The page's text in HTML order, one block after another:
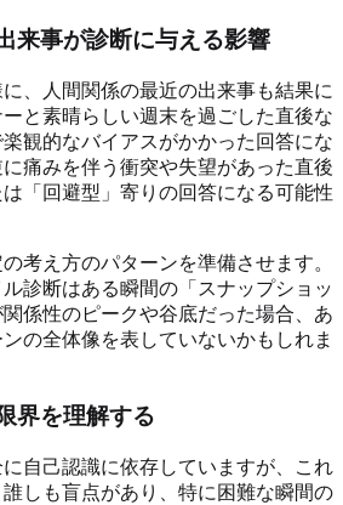
来事が診断に与える影響
、人間関係の最近の出来事も結果に
と素晴らしい週末を過ごした直後な
観的なバイアスがかかった回答にな
痛みを伴う衝突や失望があった直後
「回避型」寄りの回答になる可能性
考え方のパターンを準備させます。
診断はある瞬間の「スナップショッ
関係性のピークや谷底だった場合、あ
の全体像を表していないかもしれま
界を理解する
自己認識に依存していますが、これ
しも盲点があり、特に困難な瞬間の